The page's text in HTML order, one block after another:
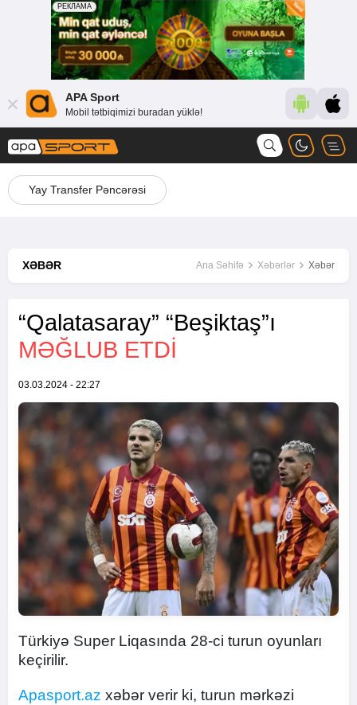
APA Sport
Mobil tətbiqimizi buradan yüklə!
Yay Transfer Pəncərəsi
XƏBƏR Ana Səhifə Xəbərlər Xəbər
“Qalatasaray” “Beşiktaş”ı
MƏĞLUB ETDI
03.03.2024 - 22:27
Türkiyə Super Liqasında 28-ci turun oyunları
keçirilir.
Apasport.az xəbər verir ki, turun mərkəzi